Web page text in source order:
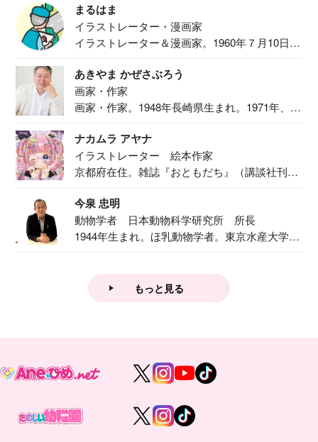
まるはま
イラストレーター・漫画家
イラストレーター＆漫画家。1960年７月10日生
あきやま かぜさぶろう
画家・作家
画家・作家。1948年長崎県生まれ。1971年、
ナカムラ アヤナ
イラストレーター 絵本作家
京都府在住。雑誌『おともだち』（講談社刊）
今泉 忠明
動物学者 日本動物科学研究所 所長
1944年生まれ。ほ乳動物学者。東京水産大学卒
もっと見る